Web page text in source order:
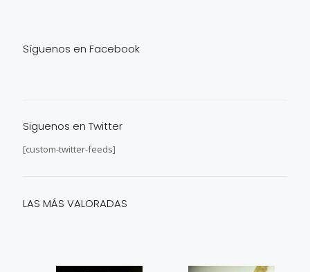
Síguenos en Facebook
Siguenos en Twitter
[custom-twitter-feeds]
LAS MÁS VALORADAS